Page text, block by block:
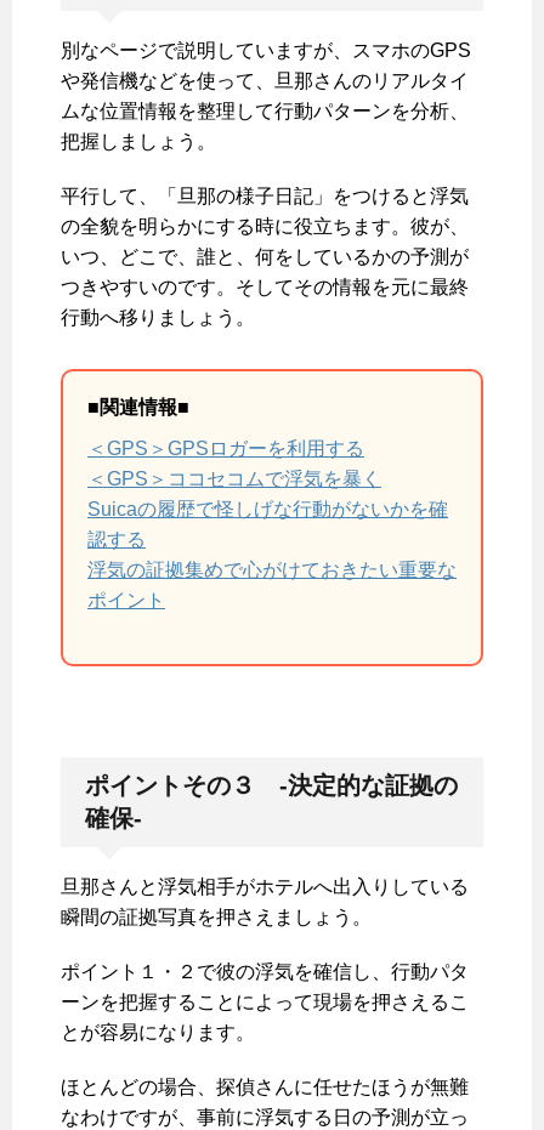
別なページで説明していますが、スマホのGPS
や発信機などを使って、旦那さんのリアルタイ
ムな位置情報を整理して行動パターンを分析、
把握しましょう。
平行して、「旦那の様子日記」をつけると浮気
の全貌を明らかにする時に役立ちます。彼が、
いつ、どこで、誰と、何をしているかの予測が
つきやすいのです。そしてその情報を元に最終
行動へ移りましょう。
■関連情報■
＜GPS＞GPSロガーを利用する
＜GPS＞ココセコムで浮気を暴く
Suicaの履歴で怪しげな行動がないかを確
認する
浮気の証拠集めで心がけておきたい重要な
ポイント
ポイントその３ -決定的な証拠の
確保-
旦那さんと浮気相手がホテルへ出入りしている
瞬間の証拠写真を押さえましょう。
ポイント１・２で彼の浮気を確信し、行動パタ
ーンを把握することによって現場を押さえるこ
とが容易になります。
ほとんどの場合、探偵さんに任せたほうが無難
なわけですが、事前に浮気する日の予測が立っ